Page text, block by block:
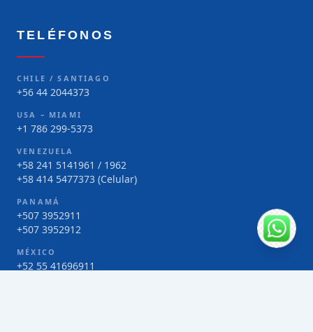
TELÉFONOS
CHILE / SANTIAGO
+56 44 2044373
USA – MIAMI
+1 786 299-5373
VENEZUELA
+58 241 5141961 / 1962
+58 414 5477373 (Celular)
PANAMÁ
+507 3952911
+507 3952912
MÉXICO
+52 55 41696911